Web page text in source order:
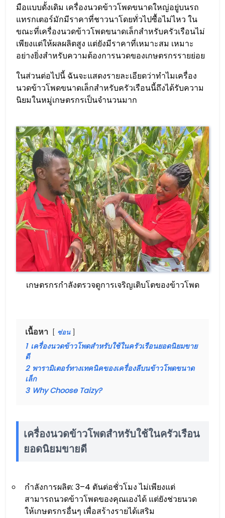
มือแบบดั้งเดิม เครื่องนวดข้าวโพดขนาดใหญ่อยู่บนรถ
แทรกเตอร์มักมีราคาที่ชาวนาโดยทั่วไปซื้อไม่ไหว ใน
ขณะที่เครื่องนวดข้าวโพดขนาดเล็กสำหรับครัวเรือนไม่
เพียงแต่ให้ผลผลิตสูง แต่ยังมีราคาที่เหมาะสม เหมาะ
อย่างยิ่งสำหรับความต้องการนวดของเกษตรกรรายย่อย
ในส่วนต่อไปนี้ ฉันจะแสดงรายละเอียดว่าทำไมเครื่อง
นวดข้าวโพดขนาดเล็กสำหรับครัวเรือนนี้ถึงได้รับความ
นิยมในหมู่เกษตรกรเป็นจำนวนมาก
เกษตรกรกำลังตรวจดูการเจริญเติบโตของข้าวโพด
เนื้อหา ซ่อน
1 เครื่องนวดข้าวโพดสำหรับใช้ในครัวเรือนยอดนิยมขาย
ดี
2 พารามิเตอร์ทางเทคนิคของเครื่องลีบนข้าวโพดขนาด
เล็ก
3 Why Choose Taizy?
เครื่องนวดข้าวโพดสำหรับใช้ในครัวเรือน
ยอดนิยมขายดี
กำลังการผลิต: 3–4 ตันต่อชั่วโมง ไม่เพียงแต่
สามารถนวดข้าวโพดของคุณเองได้ แต่ยังช่วยนวด
ให้เกษตรกรอื่นๆ เพื่อสร้างรายได้เสริม